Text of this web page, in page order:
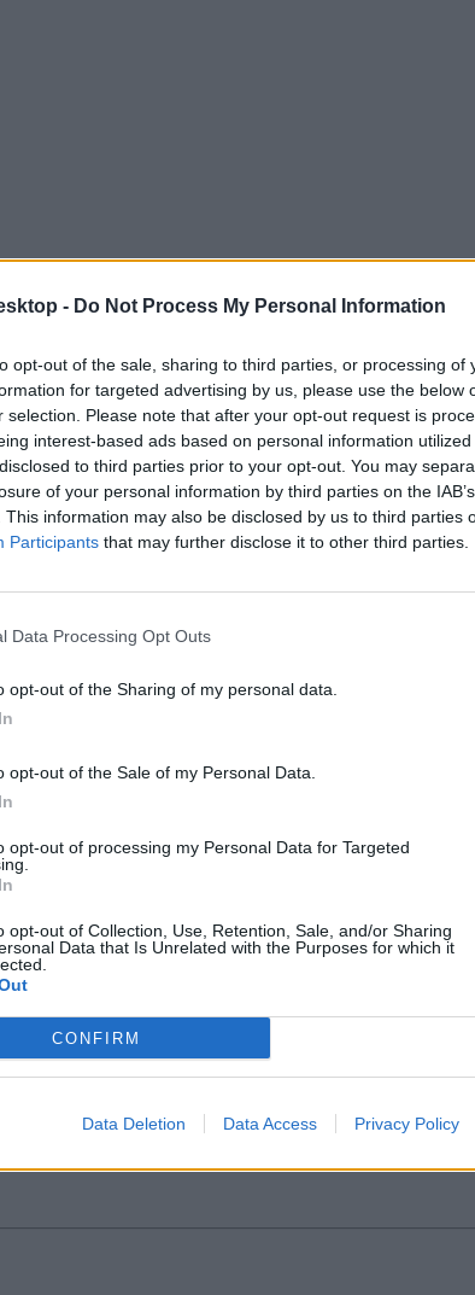
- Do Not Process My Personal Information
opt-out of the sale, sharing to third parties, or processing of
for targeted advertising by us, please use the below
selection. Please note that after your opt-out request is
interest-based ads based on personal information
to third parties prior to your opt-out. You may
of your personal information by third parties on the
This information may also be disclosed by us to third parties
Participants that may further disclose it to other third parties.
Data Processing Opt Outs
opt-out of the Sharing of my personal data.
opt-out of the Sale of my Personal Data.
opt-out of processing my Personal Data for Targeted
opt-out of Collection, Use, Retention, Sale, and/or Sharing
Data that Is Unrelated with the Purposes for which it
CONFIRM
Data Deletion Data Access Privacy Policy
2024-ben
Pál Gimnázium leváltott igazgatójáért
igazgatójáért szervezett tüntetés célját.
tanárokkal
szeretett volna találkozni Rácz Zsófiával, a fiatalokért